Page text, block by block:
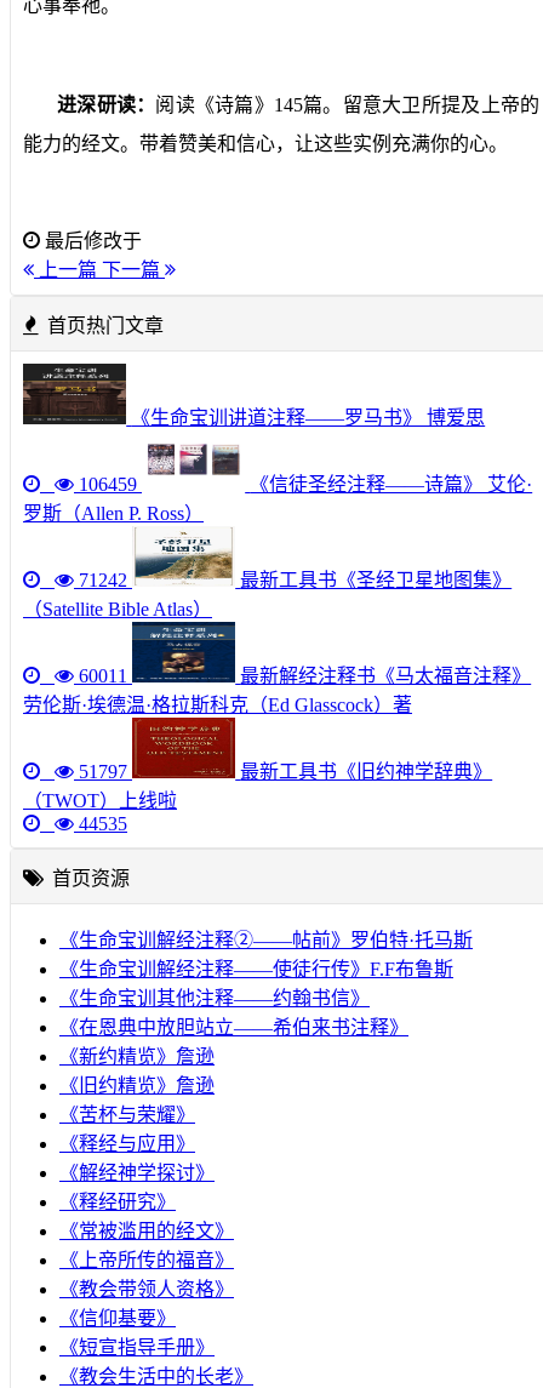
心事奉祂。
进深研读： 阅读《诗篇》 145篇。留意大卫所提及上帝的
能力的经文。带着赞美和信心，让这些实例充满你的心。
最后修改于
上一篇 下一篇
首页热门文章
《生命宝训讲道注释——罗马书》 博爱思
106459
《信徒圣经注释——诗篇》 艾伦·
罗斯（Allen P. Ross）
71242
最新工具书《圣经卫星地图集》
（Satellite Bible Atlas）
60011
最新解经注释书《马太福音注释》
劳伦斯·埃德温·格拉斯科克（Ed Glasscock）著
51797
最新工具书《旧约神学辞典》
（TWOT）上线啦
44535
首页资源
《生命宝训解经注释②——帖前》罗伯特·托马斯
《生命宝训解经注释——使徒行传》F.F布鲁斯
《生命宝训其他注释——约翰书信》
《在恩典中放胆站立——希伯来书注释》
《新约精览》詹逊
《旧约精览》詹逊
《苦杯与荣耀》
《释经与应用》
《解经神学探讨》
《释经研究》
《常被滥用的经文》
《上帝所传的福音》
《教会带领人资格》
《信仰基要》
《短宣指导手册》
《教会生活中的长老》